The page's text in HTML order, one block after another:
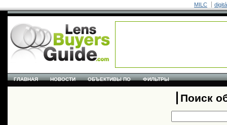
MILC
ГЛАВНАЯ НОВОСТИ ОБЪЕКТИВЫ ПО ФИЛЬТРЫ
Поиск